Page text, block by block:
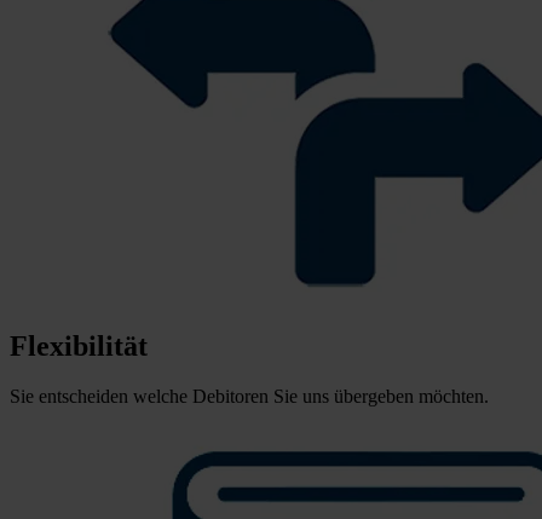
Flexibilität
Sie entscheiden welche Debitoren Sie uns übergeben möchten.